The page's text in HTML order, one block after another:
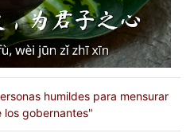
humildes para mensurar
los gobernantes"